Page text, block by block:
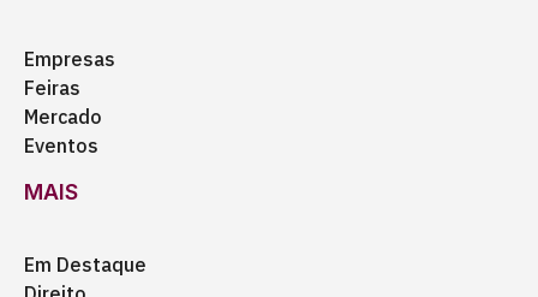
Empresas
Feiras
Mercado
Eventos
MAIS
Em Destaque